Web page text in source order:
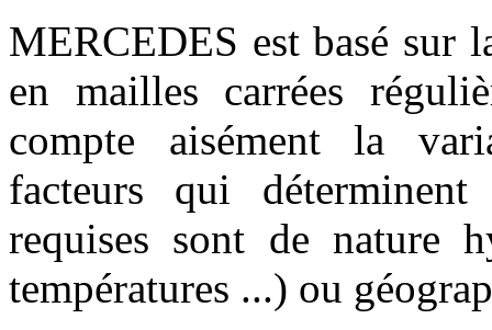
MERCEDES est basé sur
en mailles carrées
compte aisément la
facteurs qui
requises sont de nature
températures ...) ou